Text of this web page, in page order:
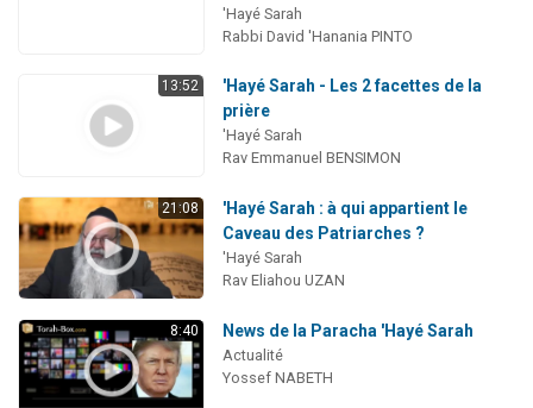
'Hayé Sarah
Rabbi David 'Hanania PINTO
13:52
'Hayé Sarah - Les 2 facettes de la
prière
'Hayé Sarah
Rav Emmanuel BENSIMON
21:08
'Hayé Sarah : à qui appartient le
Caveau des Patriarches ?
'Hayé Sarah
Rav Eliahou UZAN
8:40 News de la Paracha 'Hayé Sarah
Actualité
Yossef NABETH